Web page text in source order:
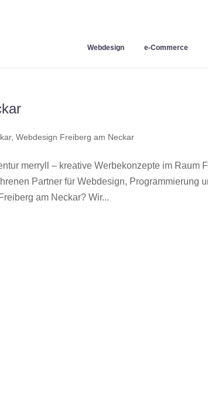
Webdesign e-Commerce
,Webdesign Freiberg am Neckar
merryll – kreative Werbekonzepte im Raum
Partner für Webdesign, Programmierung
am Neckar? Wir...